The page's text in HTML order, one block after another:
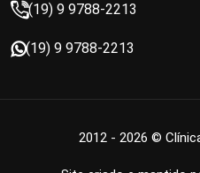
(19) 9 9788-2213
(19) 9 9788-2213
2012 - 2026 ©